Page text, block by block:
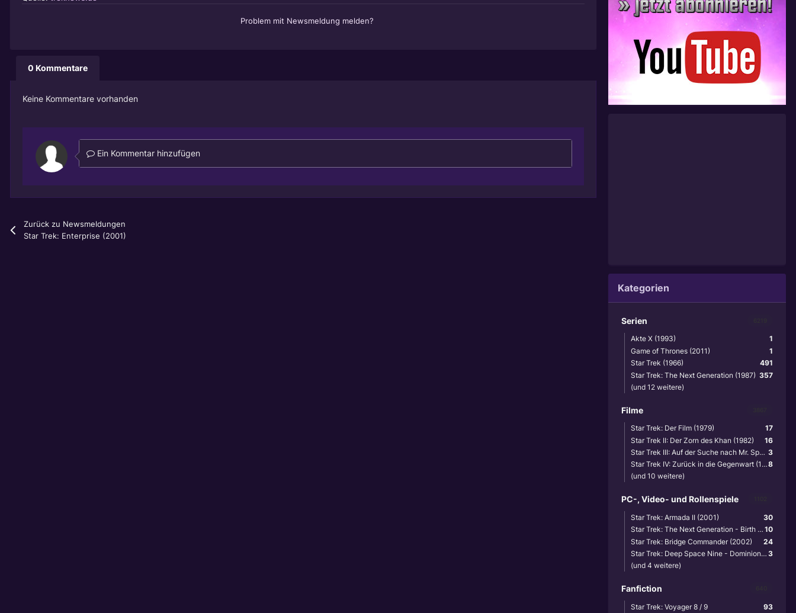
Problem mit Newsmeldung melden?
0 Kommentare
Keine Kommentare vorhanden
Ein Kommentar hinzufügen
Zurück zu Newsmeldungen
Star Trek: Enterprise (2001)
Kategorien
Serien
1
Akte X (1993)
1
Game of Thrones (2011)
491
Star Trek (1966)
357
Star Trek: The Next Generation (1987)
(und 12 weitere)
Filme
17
Star Trek: Der Film (1979)
16
Star Trek II: Der Zorn des Khan (1982)
3
Star Trek III: Auf der Suche nach Mr. Spock (1984)
8
Star Trek IV: Zurück in die Gegenwart (1986)
(und 10 weitere)
PC-, Video- und Rollenspiele
30
Star Trek: Armada II (2001)
10
Star Trek: The Next Generation - Birth of the Federation (1999)
24
Star Trek: Bridge Commander (2002)
3
Star Trek: Deep Space Nine - Dominion Wars (2001)
(und 4 weitere)
Fanfiction
93
Star Trek: Voyager 8 / 9